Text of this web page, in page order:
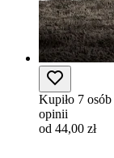
Kupiło 7 osób
opinii
od 44,00 zł